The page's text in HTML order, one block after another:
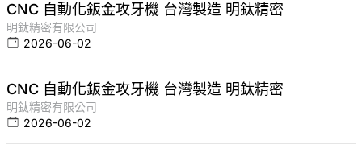
CNC 自動化鈑金攻牙機 台灣製造 明鈦精密
明鈦精密有限公司
2026-06-02
CNC 自動化鈑金攻牙機 台灣製造 明鈦精密
明鈦精密有限公司
2026-06-02